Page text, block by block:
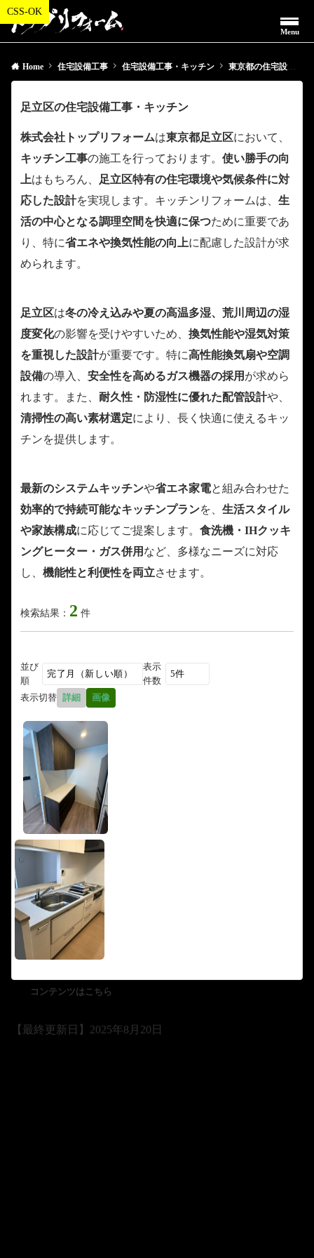
Menu
Home 住宅設備工事 住宅設備工事・キッチン 東京都の住宅設備工事・キッチン
足立区の住宅設備工事・キッチン
株式会社トップリフォームは東京都足立区において、
キッチン工事の施工を行っております。 使い勝手の向
上はもちろん、
足立区特有の住宅環境や気候条件に対
応した設計を実現します。キッチンリフォームは、 生
活の中心となる調理空間を快適に保つために重要であ
り、特に省エネや換気性能の向上に配慮した設計が求
められます。
足立区は冬の冷え込みや夏の高温多湿、荒川周辺の湿
度変化の影響を受けやすいため、 換気性能や湿気対策
を重視した設計が重要です。特に高性能換気扇や空調
設備の導入、 安全性を高めるガス機器の採用 が求めら
れます。また、 耐久性・防湿性に優れた配管設計や、
清掃性の高い素材選定により、長く快適に使えるキッ
チンを提供します。
最新のシステムキッチンや省エネ家電と組み合わせた
効率的で持続可能なキッチンプランを、 生活スタイル
や家族構成に応じてご提案します。 食洗機・IHクッキ
ングヒーター・ガス併用 など、多様なニーズに対応
し、 機能性と利便性を両立させます。
検索結果： 2 件
並び
順
表示
件数
表示切替 詳細 画像
コンテンツはこちら
【最終更新日】2025年8月20日